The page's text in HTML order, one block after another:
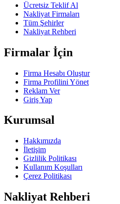
Ücretsiz Teklif Al
Nakliyat Firmaları
Tüm Şehirler
Nakliyat Rehberi
Firmalar İçin
Firma Hesabı Oluştur
Firma Profilini Yönet
Reklam Ver
Giriş Yap
Kurumsal
Hakkımızda
İletişim
Gizlilik Politikası
Kullanım Koşulları
Çerez Politikası
Nakliyat Rehberi